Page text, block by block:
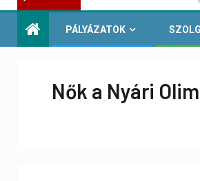
PÁLYÁZATOK
Nők a Nyári